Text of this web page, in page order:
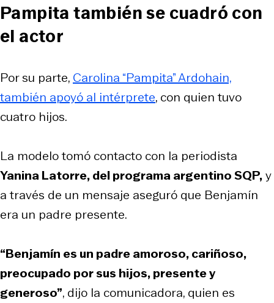
Pampita también se cuadró con
el actor
Por su parte, Carolina “Pampita” Ardohain,
también apoyó al intérprete, con quien tuvo
cuatro hijos.
La modelo tomó contacto con la periodista
Yanina Latorre, del programa argentino SQP,y
a través de un mensaje aseguró que Benjamín
era un padre presente.
“Benjamín es un padre amoroso, cariñoso,
preocupado por sus hijos, presente y
generoso”, dijo la comunicadora, quien es